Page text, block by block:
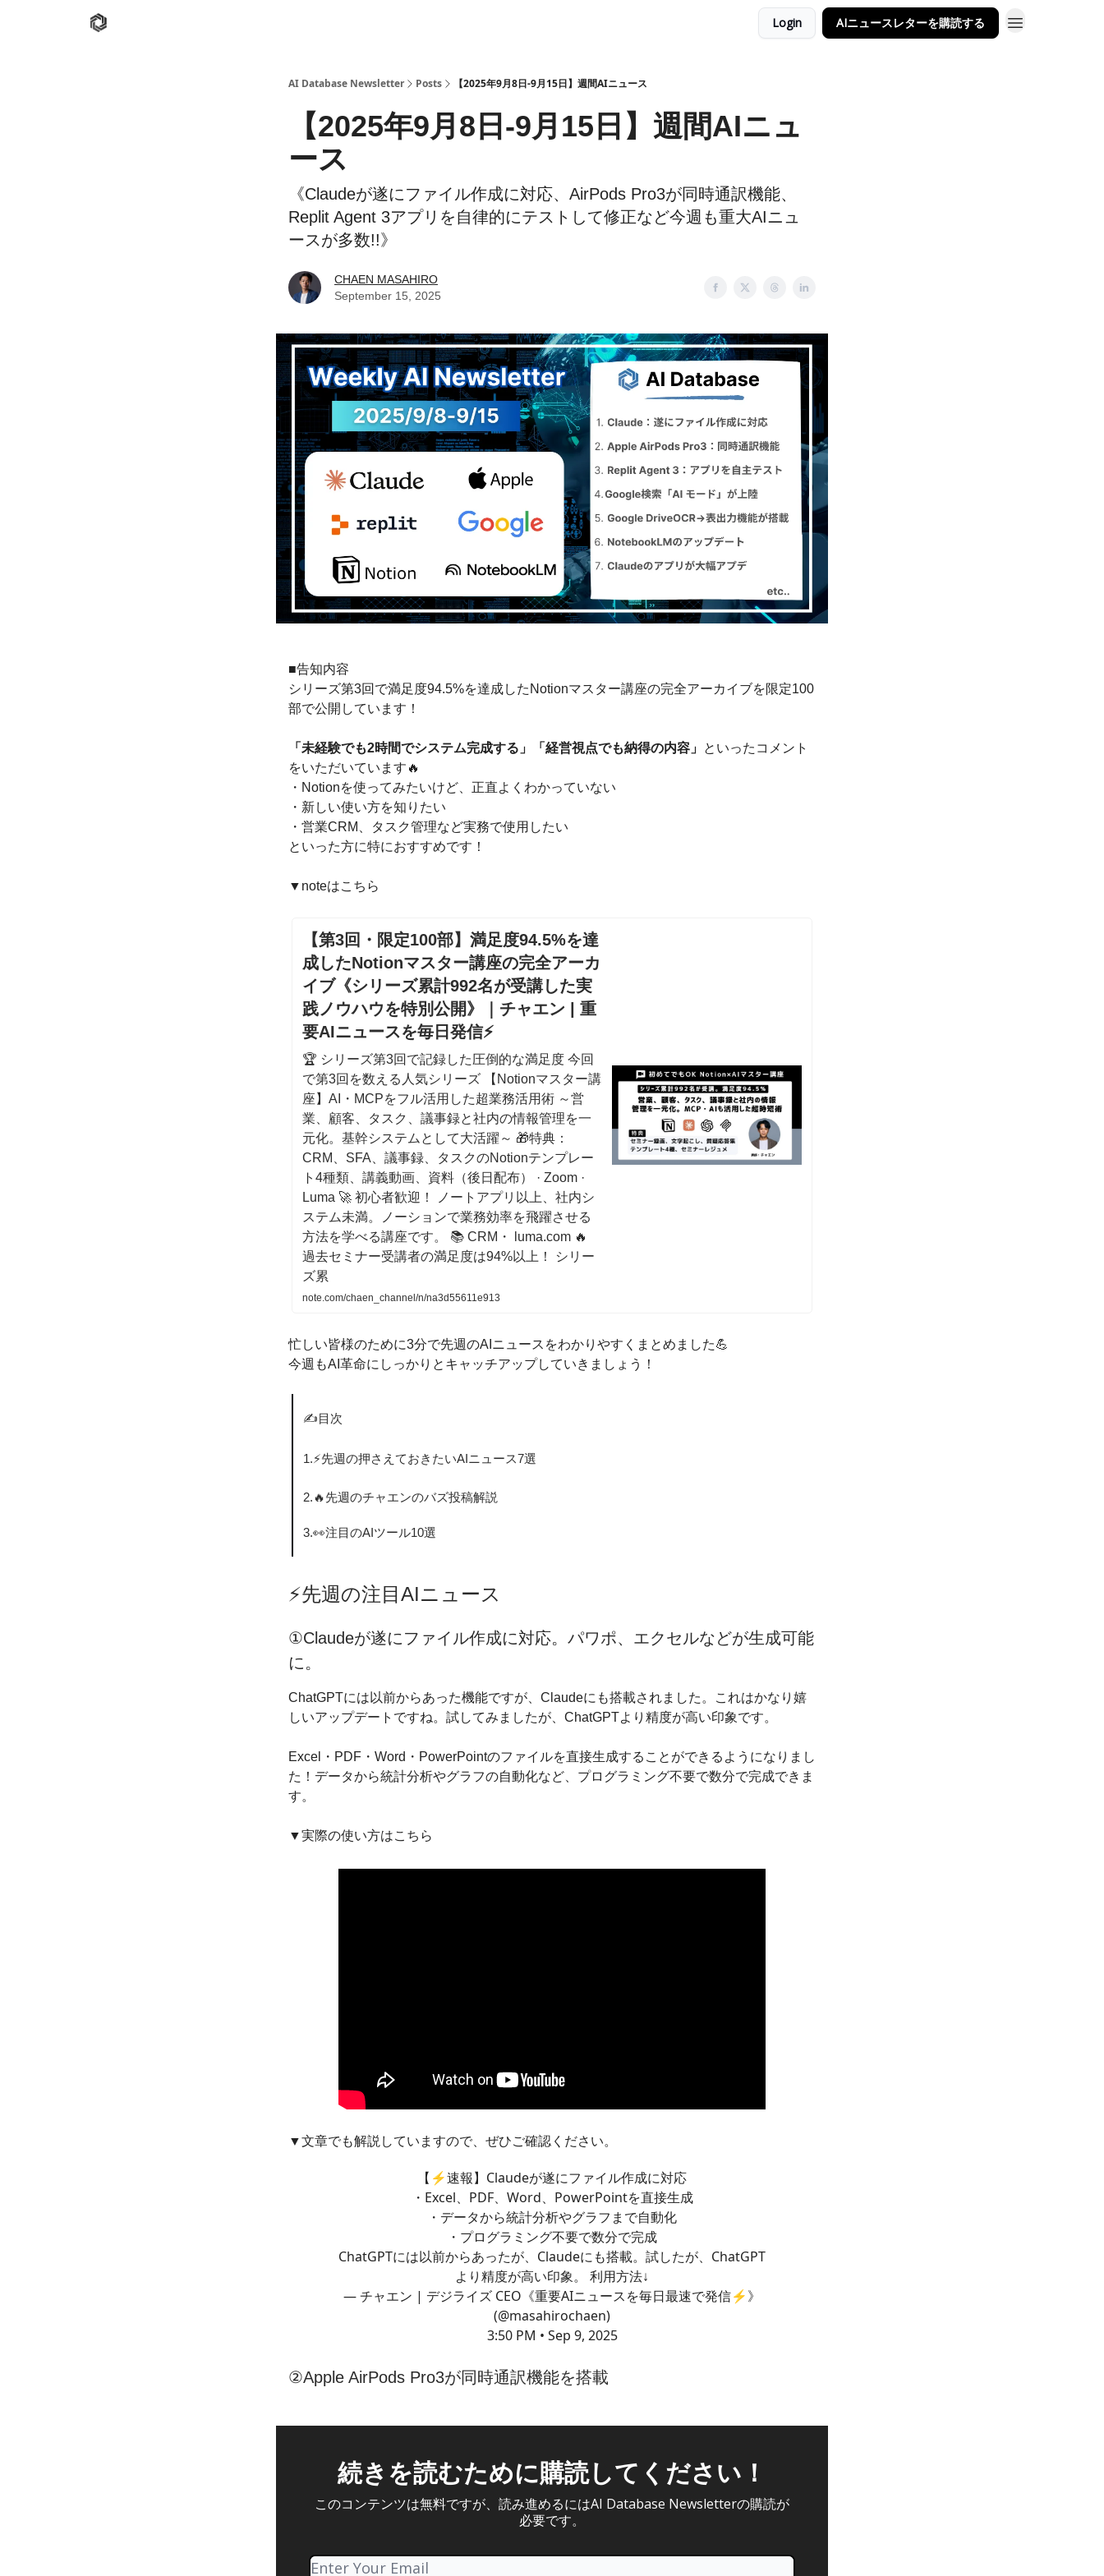
Login AIニュースレターを購読する
AI Database Newsletter Posts 【2025年9月8日-9月15日】週間AIニュース
【2025年9月8日-9月15日】週間AIニュ
ース
《Claudeが遂にファイル作成に対応、AirPods Pro3が同時通訳機能、
Replit Agent 3アプリを自律的にテストして修正など今週も重大AIニュ
ースが多数!!️》
CHAEN MASAHIRO
September 15, 2025
■告知内容
シリーズ第3回で満足度94.5%を達成したNotionマスター講座の完全アーカイブを限定100
部で公開しています！
「未経験でも2時間でシステム完成する」「経営視点でも納得の内容」 といったコメント
をいただいています🔥
・Notionを使ってみたいけど、正直よくわかっていない
・新しい使い方を知りたい
・営業CRM、タスク管理など実務で使用したい
といった方に特におすすめです！
▼noteはこちら
【第3回・限定100部】満足度94.5%を達
成したNotionマスター講座の完全アーカ
イブ《シリーズ累計992名が受講した実
践ノウハウを特別公開》｜チャエン | 重
要AIニュースを毎日発信⚡️
🏆 シリーズ第3回で記録した圧倒的な満足度 今回
で第3回を数える人気シリーズ 【Notionマスター講
座】AI・MCPをフル活用した超業務活用術 ～営
業、顧客、タスク、議事録と社内の情報管理を一
元化。基幹システムとして大活躍～ 🎁特典：
CRM、SFA、議事録、タスクのNotionテンプレー
ト4種類、講義動画、資料（後日配布） · Zoom ·
Luma 🚀 初心者歓迎！ ノートアプリ以上、社内シ
ステム未満。ノーションで業務効率を飛躍させる
方法を学べる講座です。 📚 CRM・ luma.com 🔥
過去セミナー受講者の満足度は94%以上！ シリー
ズ累
note.com/chaen_channel/n/na3d55611e913
忙しい皆様のために3分で先週のAIニュースをわかりやすくまとめました💪
今週もAI革命にしっかりとキャッチアップしていきましょう！
✍️目次
1.⚡️先週の押さえておきたいAIニュース7選
2.🔥先週のチャエンのバズ投稿解説
3.👀注目のAIツール10選
⚡️先週の注目AIニュース
①Claudeが遂にファイル作成に対応。パワポ、エクセルなどが生成可能
に。
ChatGPTには以前からあった機能ですが、Claudeにも搭載されました。これはかなり嬉
しいアップデートですね。試してみましたが、ChatGPTより精度が高い印象です。
Excel・PDF・Word・PowerPointのファイルを直接生成することができるようになりまし
た！データから統計分析やグラフの自動化など、プログラミング不要で数分で完成できま
す。
▼実際の使い方はこちら
▼文章でも解説していますので、ぜひご確認ください。
【⚡️速報】Claudeが遂にファイル作成に対応
・Excel、PDF、Word、PowerPointを直接生成
・データから統計分析やグラフまで自動化
・プログラミング不要で数分で完成
ChatGPTには以前からあったが、Claudeにも搭載。試したが、ChatGPT
より精度が高い印象。 利用方法↓
— チャエン | デジライズ CEO《重要AIニュースを毎日最速で発信⚡️》
(@masahirochaen)
3:50 PM • Sep 9, 2025
②Apple AirPods Pro3が同時通訳機能を搭載
続きを読むために購読してください！
このコンテンツは無料ですが、読み進めるにはAI Database Newsletterの購読が
必要です。